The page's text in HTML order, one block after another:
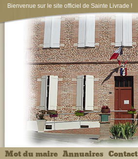
Bienvenue sur le site officiel de Sainte Livrade !
Mot du maire Annuaires Contact